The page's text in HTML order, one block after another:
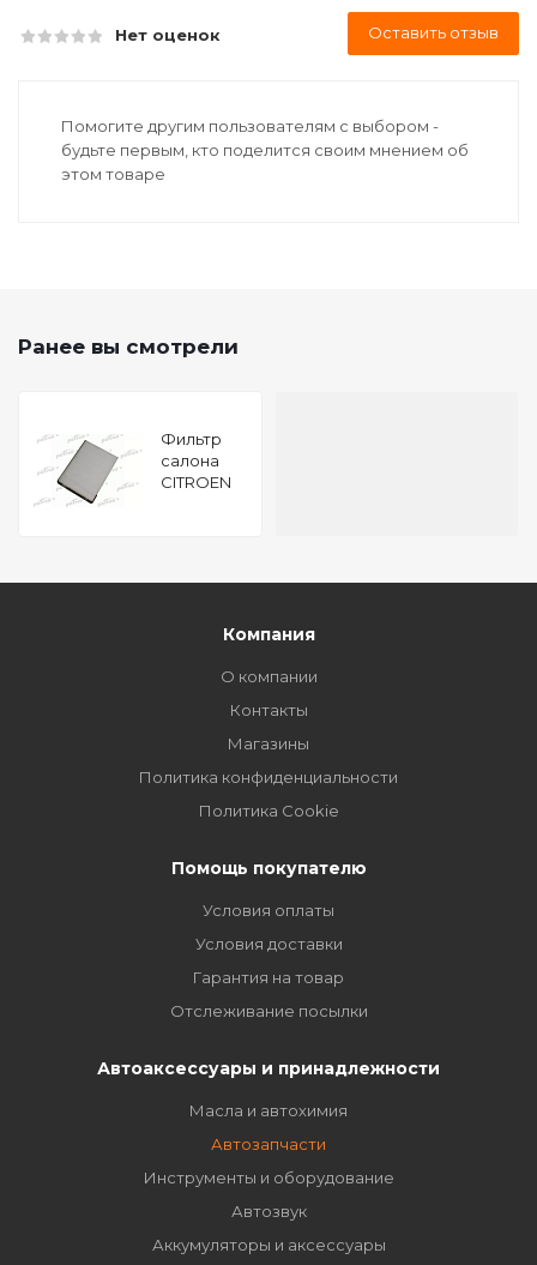
Нет оценок Оставить отзыв
Помогите другим пользователям с выбором -
будьте первым, кто поделится своим мнением об
этом товаре
Ранее вы смотрели
Фильтр
салона
CITROEN
Компания
О компании
Контакты
Магазины
Политика конфиденциальности
Политика Cookie
Помощь покупателю
Условия оплаты
Условия доставки
Гарантия на товар
Отслеживание посылки
Автоаксессуары и принадлежности
Масла и автохимия
Автозапчасти
Инструменты и оборудование
Автозвук
Аккумуляторы и аксессуары